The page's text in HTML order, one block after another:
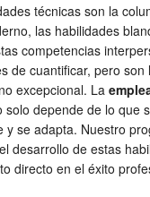
técnicas son la
las habilidades
competencias
de cuantificar, pero
excepcional. La
solo depende de lo que
y se adapta. Nuestro
desarrollo de estas
directo en el éxito